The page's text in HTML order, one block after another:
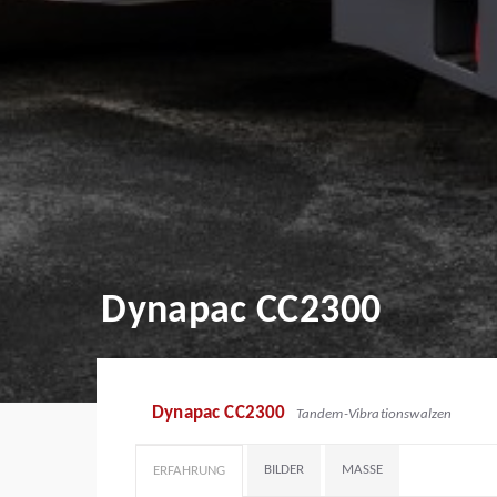
Dynapac CC2300
Dynapac CC2300 Tandem-Vibrationswalzen
ERFAHRUNG BILDER MASSE